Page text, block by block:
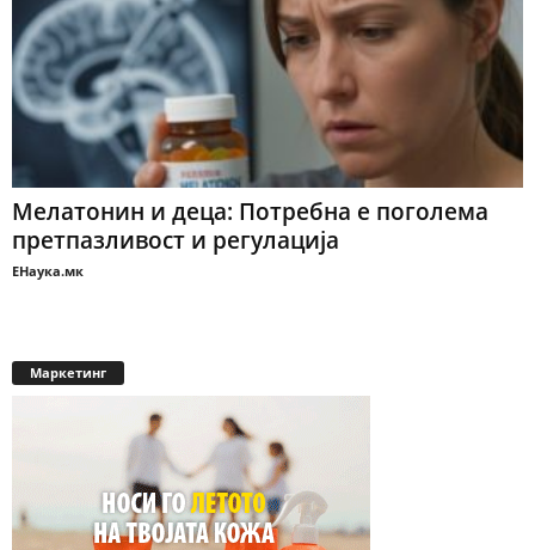
Мелатонин и деца: Потребна е поголема
претпазливост и регулација
ЕНаука.мк
Маркетинг